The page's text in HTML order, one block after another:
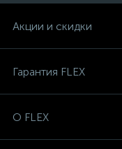
Акции и скидки
Гарантия FLEX
О FLEX